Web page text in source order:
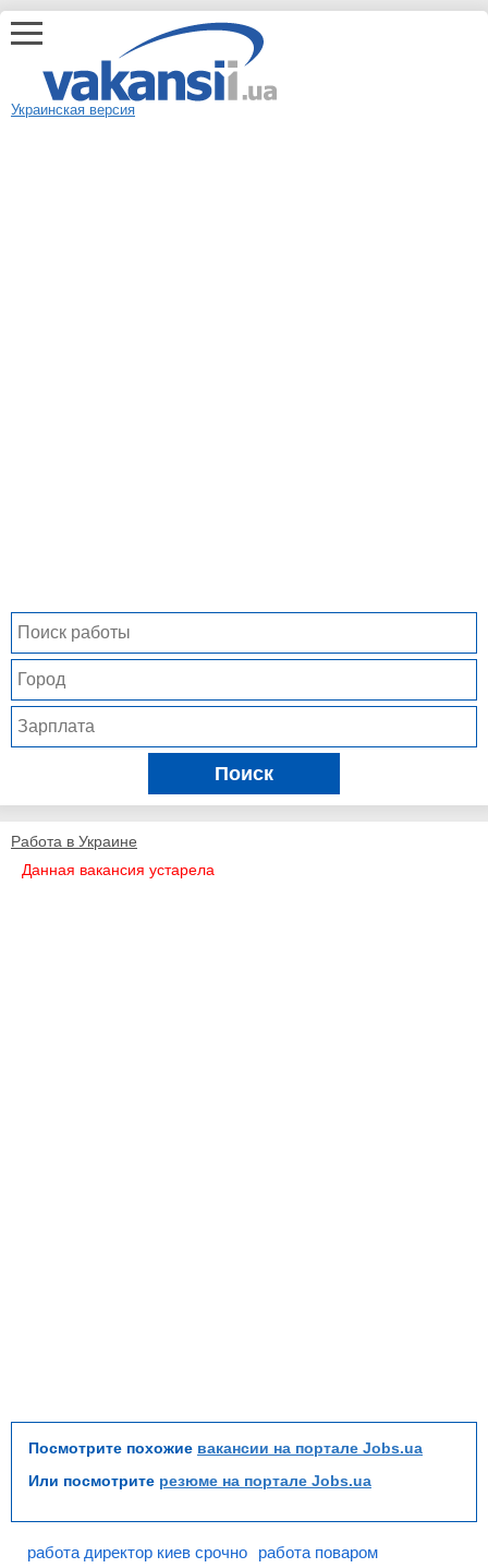
Украинская версия
Поиск
Работа в Украине
Данная вакансия устарела
Посмотрите похожие вакансии на портале Jobs.ua
Или посмотрите резюме на портале Jobs.ua
работа директор киев срочно
работа поваром